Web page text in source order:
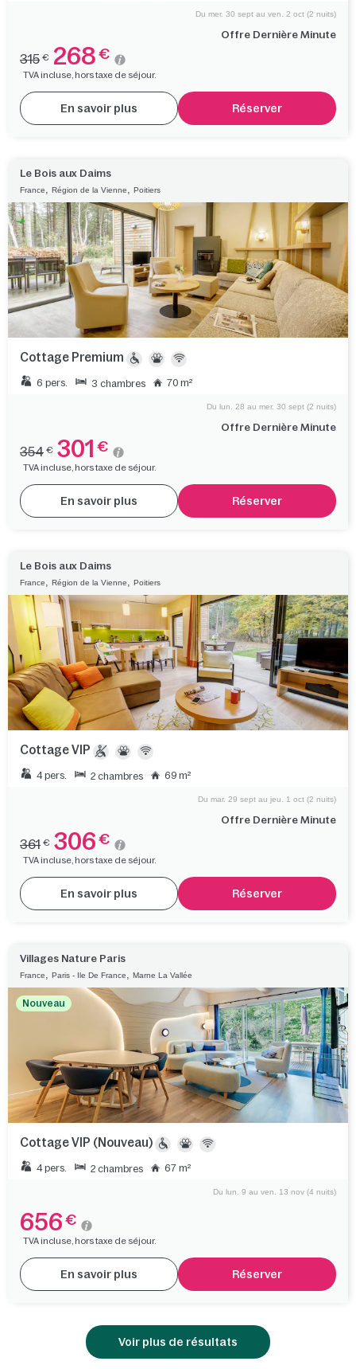
Offre Dernière Minute
Du mer. 30 sept au ven. 2 oct (2 nuits)
315 € 268 €
TVA incluse, hors taxe de séjour.
En savoir plus Réserver
Le Bois aux Daims
France Région de la Vienne Poitiers
Cottage Premium
6 pers. 3 chambres 70 m²
Offre Dernière Minute
Du lun. 28 au mer. 30 sept (2 nuits)
354 € 301 €
TVA incluse, hors taxe de séjour.
En savoir plus Réserver
Le Bois aux Daims
France Région de la Vienne Poitiers
Cottage VIP
4 pers. 2 chambres 69 m²
Offre Dernière Minute
Du mar. 29 sept au jeu. 1 oct (2 nuits)
361 € 306 €
TVA incluse, hors taxe de séjour.
En savoir plus Réserver
Villages Nature Paris
France, Paris - Ile De France, Marne La Vallée
Nouveau
Cottage VIP (Nouveau)
4 pers. 2 chambres 67 m²
Du lun. 9 au ven. 13 nov (4 nuits)
656 €
TVA incluse, hors taxe de séjour.
En savoir plus Réserver
Voir plus de résultats